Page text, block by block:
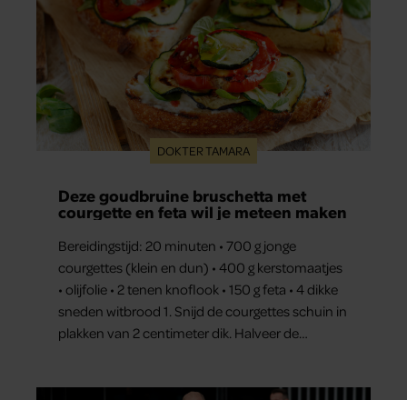
DOKTER TAMARA
Deze goudbruine bruschetta met
courgette en feta wil je meteen maken
Bereidingstijd: 20 minuten • 700 g jonge
courgettes (klein en dun) • 400 g kerstomaatjes
• olijfolie • 2 tenen knoflook • 150 g feta • 4 dikke
sneden witbrood 1. Snijd de courgettes schuin in
plakken van 2 centimeter dik. Halveer de